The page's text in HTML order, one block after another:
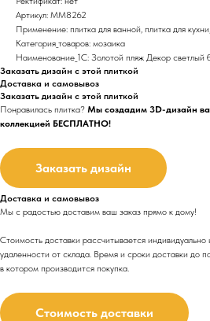
Артикул: MM8262
Применение: плитка для ванной, плитка для
Категория_товаров: мозаика
Наименование_1С: Золотой пляж Декор
Заказать дизайн с этой плиткой
Доставка и самовывоз
Заказать дизайн с этой плиткой
Понравилась плитка? Мы создадим 3D-дизайн
коллекцией БЕСПЛАТНО!
Заказать дизайн
Доставка и самовывоз
Мы с радостью доставим ваш заказ прямо к дому!
Стоимость доставки рассчитывается индивидуально
удаленности от склада. Время и сроки доставки до
в котором производится покупка.
Стоимость доставки